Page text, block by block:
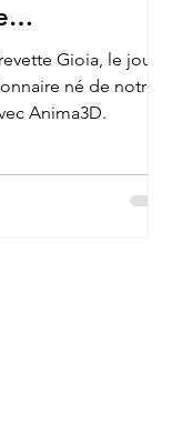
en
!
Gioia, le jouet
né de notre
Anima3D.